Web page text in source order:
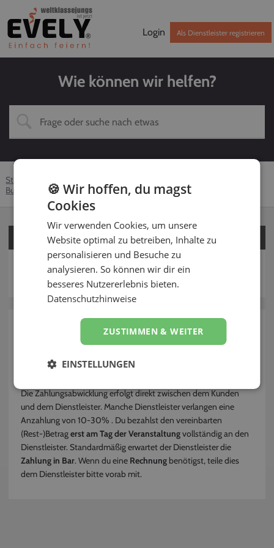
Login Als Dienstleister registrieren
Wie können wir helfen?
Startseite
Buchung
Bezahlung
Für Kunden
Für Dienstleister
Dienstleister?
Die Zahlungsabwicklung erfolgt direkt zwischen dem Kunden
und dem Dienstleister. Manche Dienstleister verlangen eine
Anzahlung von 10-30% . Du bezahlst den vereinbarten
(Rest-)Betragerst am Tag der Veranstaltungvollständig an den
Dienstleister. Standardmäßig erwartet der Dienstleister die
Zahlung in Bar. Wenn du eine Rechnung benötigst, teile dies
dem Dienstleister bitte vorab mit.
🍪 Wir hoffen, du magst
Cookies
Wir verwenden Cookies, um unsere
Website optimal zu betreiben, Inhalte zu
personalisieren und Besuche zu
analysieren. So können wir dir ein
besseres Nutzererlebnis bieten.
Datenschutzhinweise
ZUSTIMMEN & WEITER
EINSTELLUNGEN